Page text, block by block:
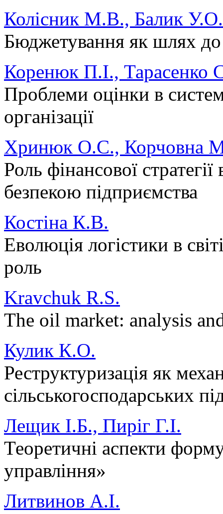
Колісник М.В., Балик У.О.
Бюджетування як шлях до
Коренюк П.І., Тарасенко
Проблеми оцінки в
організації
Хринюк О.С., Корчовна
Роль фінансової
безпекою підприємства
Костіна К.В.
Еволюція логістики в
роль
Kravchuk R.S.
The oil market: analysis
Кулик К.О.
Реструктуризація як
сільськогосподарських
Лещик І.Б., Пиріг Г.І.
Теоретичні аспекти
управління»
Литвинов А.І.